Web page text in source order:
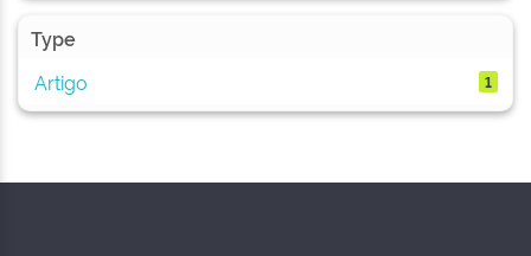
Type
Artigo
1